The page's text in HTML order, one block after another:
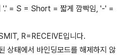
'.' = S = Short = 짧게 깜빡임, '-' =
R=RECEIVE입니다.
상태에서 바인딩모드를 해제하지 않